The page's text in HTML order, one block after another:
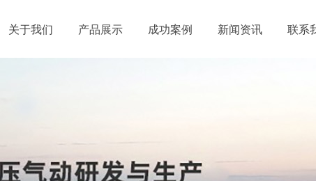
关于我们 产品展示 成功案例 新闻资讯 联系